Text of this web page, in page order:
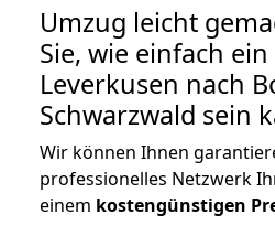
Umzug leicht
Sie, wie einfach
Leverkusen nach
Schwarzwald sein
Wir können Ihnen
professionelles Netzwerk
einem kostengünstigen